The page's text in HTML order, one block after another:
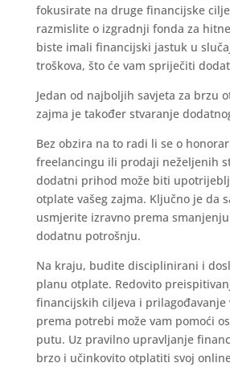
fokusirate na druge financijske
razmislite o izgradnji fonda za
biste imali financijski jastuk u
troškova, što će vam spriječiti
Jedan od najboljih savjeta za brzu
zajma je također stvaranje
Bez obzira na to radi li se o
freelancingu ili prodaji neželjenih
dodatni prihod može biti
otplate vašeg zajma. Ključno je da
usmjerite izravno prema
dodatnu potrošnju.
Na kraju, budite disciplinirani i
planu otplate. Redovito
financijskih ciljeva i prilagođavanje
prema potrebi može vam pomoći
putu. Uz pravilno upravljanje
brzo i učinkovito otplatiti svoj